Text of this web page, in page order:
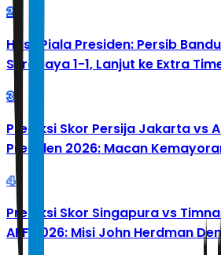
2
Hasil Piala Presiden: Persib
Surabaya 1-1, Lanjut ke Extra
3
Prediksi Skor Persija Jakarta vs
Presiden 2026: Macan
4
Prediksi Skor Singapura vs
AFF 2026: Misi John Herdman